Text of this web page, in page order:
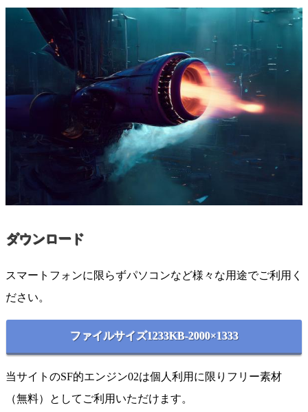
ダウンロード
スマートフォンに限らずパソコンなど様々な用途でご利用く
ださい。
ファイルサイズ1233KB-2000×1333
当サイトのSF的エンジン02は個人利用に限りフリー素材
（無料）としてご利用いただけます。